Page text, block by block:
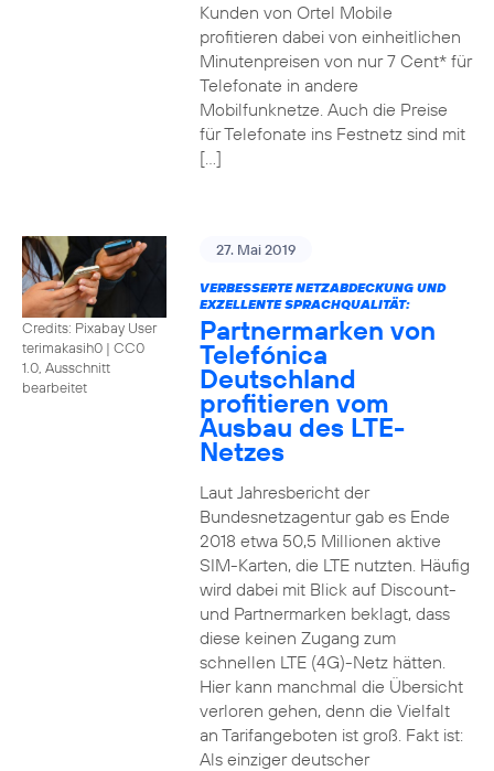
Kunden von Ortel Mobile
profitieren dabei von einheitlichen
Minutenpreisen von nur 7 Cent* für
Telefonate in andere
Mobilfunknetze. Auch die Preise
für Telefonate ins Festnetz sind mit
[…]
Credits: Pixabay User
terimakasih0 | CC0
1.0, Ausschnitt
bearbeitet
27. Mai 2019
VERBESSERTE NETZABDECKUNG UND
EXZELLENTE SPRACHQUALITÄT:
Partnermarken von
Telefónica
Deutschland
profitieren vom
Ausbau des LTE-
Netzes
Laut Jahresbericht der
Bundesnetzagentur gab es Ende
2018 etwa 50,5 Millionen aktive
SIM-Karten, die LTE nutzten. Häufig
wird dabei mit Blick auf Discount-
und Partnermarken beklagt, dass
diese keinen Zugang zum
schnellen LTE (4G)-Netz hätten.
Hier kann manchmal die Übersicht
verloren gehen, denn die Vielfalt
an Tarifangeboten ist groß. Fakt ist:
Als einziger deutscher